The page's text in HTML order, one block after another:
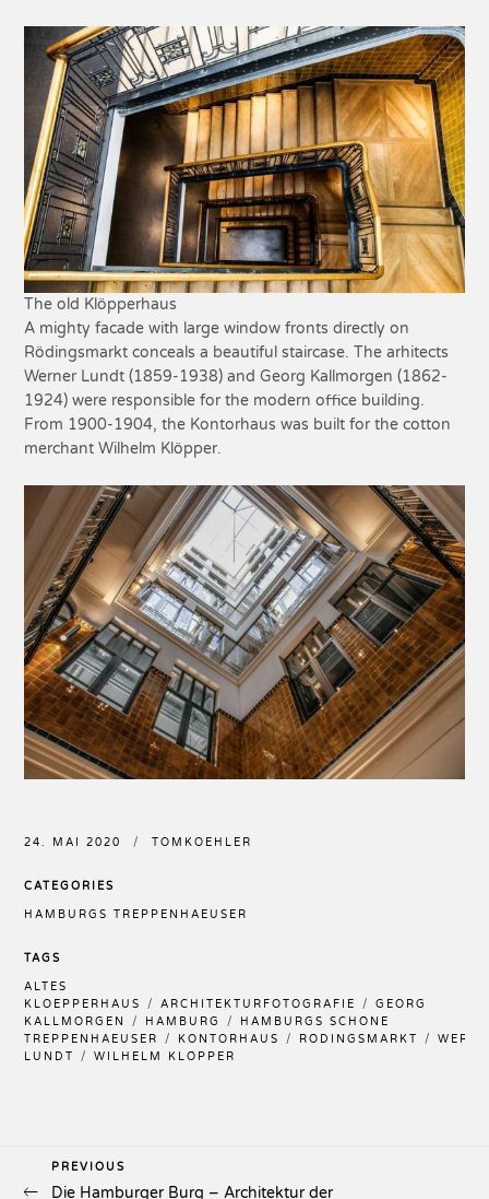
The old Klöpperhaus
A mighty facade with large window fronts directly on
Rödingsmarkt conceals a beautiful staircase. The arhitects
Werner Lundt (1859-1938) and Georg Kallmorgen (1862-
1924) were responsible for the modern office building.
From 1900-1904, the Kontorhaus was built for the cotton
merchant Wilhelm Klöpper.
24. MAI 2020 TOMKOEHLER
CATEGORIES
HAMBURGS TREPPENHAEUSER
TAGS
ALTES
KLOEPPERHAUS
ARCHITEKTURFOTOGRAFIE
GEORG
KALLMORGEN
HAMBURG
HAMBURGS SCHÖNE
TREPPENHAEUSER
KONTORHAUS RÖDINGSMARKT
LUNDT
WILHELM KLÖPPER
Beitragsnavigation
Previous
Post
PREVIOUS
Die Hamburger Burg – Architektur der